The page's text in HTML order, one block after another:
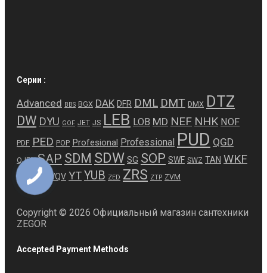
Серии :
Advanced BBS BGX DAK DFR DML DMT DMX DTZ
DW DYU GOF JET JS LEB LOB MD NEF NHK NOF
PDF PED POP Profesional Professional PUD QGD
QJED SAP SDM SDW SG SOP SWF SWZ TAN WKF
WKY WQV YTYUB ZED ZRS ZTP ZVM
Copyright © 2026 Официальный магазин сантехники
ZEGOR
Accepted Payment Methods